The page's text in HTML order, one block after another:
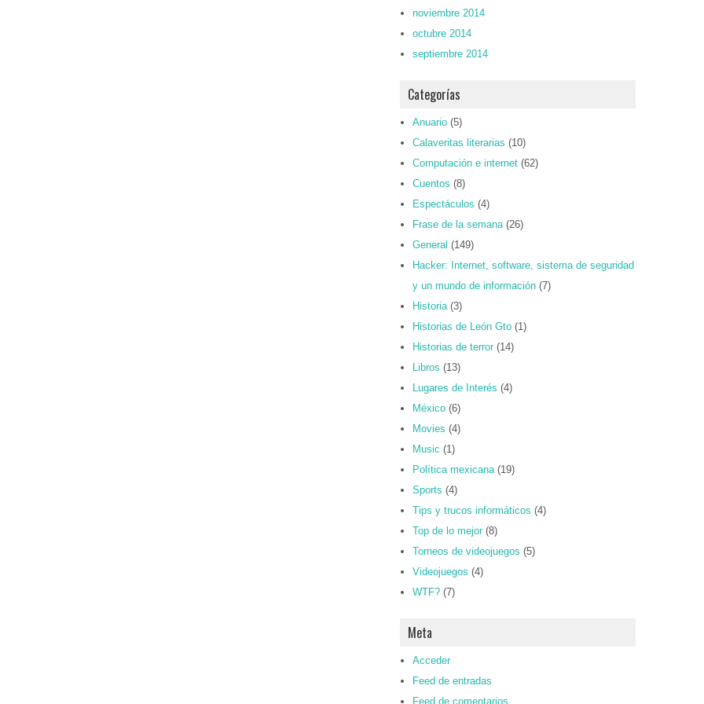
noviembre 2014
octubre 2014
septiembre 2014
Categorías
Anuario (5)
Calaveritas literarias (10)
Computación e internet (62)
Cuentos (8)
Espectáculos (4)
Frase de la semana(26)
General (149)
Hacker: Internet, software, sistema de seguridad
y un mundo de información (7)
Historia(3)
Historias de León Gto (1)
Historias de terror (14)
Libros (13)
Lugares de Interés (4)
México (6)
Movies (4)
Music (1)
Política mexicana(19)
Sports (4)
Tips y trucos informáticos (4)
Top de lo mejor (8)
Torneos de videojuegos (5)
Videojuegos (4)
WTF? (7)
Meta
Acceder
Feed de entradas
Feed de comentarios